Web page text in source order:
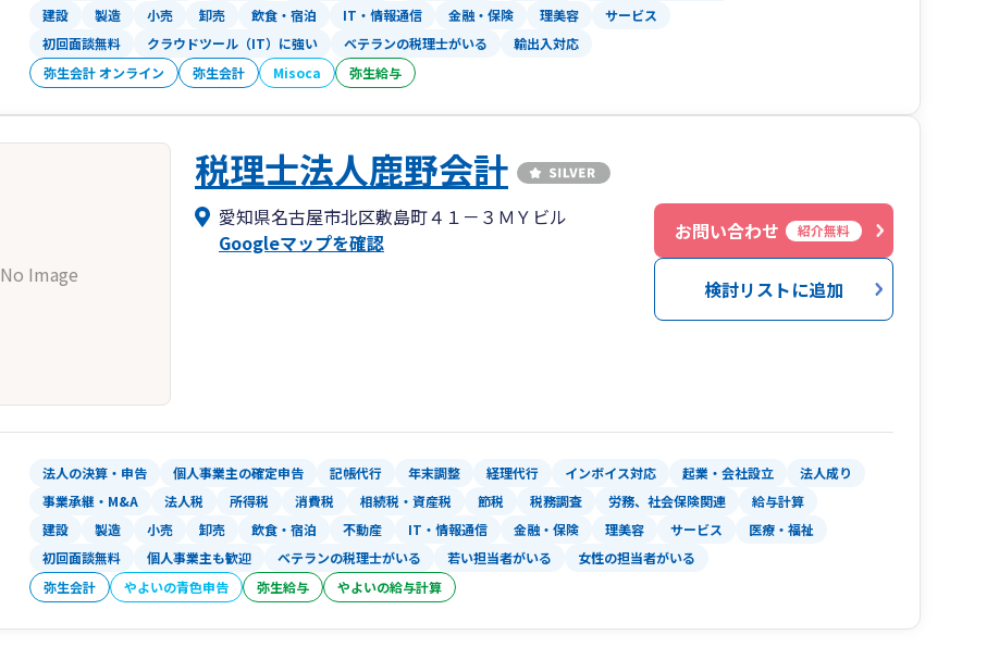
建設 製造 小売 卸売 飲食・宿泊 IT・情報通信 金融・保険 理美容 サービス
初回面談無料 クラウドツール（IT）に強い ベテランの税理士がいる 輸出入対応
弥生会計 オンライン 弥生会計 Misoca 弥生給与
No Image
税理士法人鹿野会計
愛知県名古屋市北区敷島町４１－３ＭＹビル
Googleマップを確認
お問い合わせ 紹介無料
検討リストに追加
法人の決算・申告 個人事業主の確定申告 記帳代行 年末調整 経理代行 インボイス対応 起業・会社設立
法人成り
事業承継・M&A
法人税 所得税 消費税 相続税・資産税 節税 税務調査 労務、社会保険関連 給与計算
建設 製造 小売 卸売 飲食・宿泊 不動産 IT・情報通信 金融・保険 理美容 サービス 医療・福祉
初回面談無料 個人事業主も歓迎 ベテランの税理士がいる 若い担当者がいる 女性の担当者がいる
弥生会計 やよいの青色申告 弥生給与 やよいの給与計算